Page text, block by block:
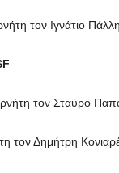
τον Ιγνάτιο Πάλλη
τον Σταύρο
τον Δημήτρη